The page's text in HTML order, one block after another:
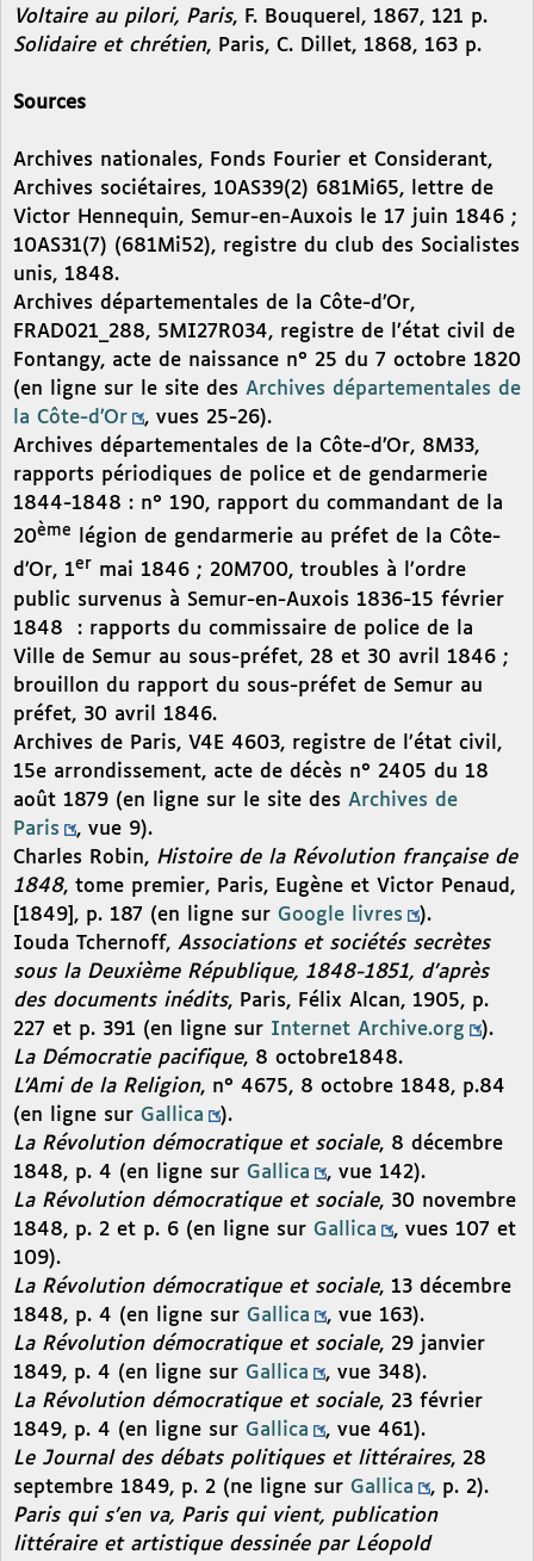
Voltaire au pilori, Paris, F. Bouquerel, 1867, 121 p.
Solidaire et chrétien, Paris, C. Dillet, 1868, 163 p.
Sources
Archives nationales, Fonds Fourier et Considerant,
Archives sociétaires, 10AS39(2) 681Mi65, lettre de
Victor Hennequin, Semur-en-Auxois le 17 juin 1846 ;
10AS31(7) (681Mi52), registre du club des Socialistes
unis, 1848.
Archives départementales de la Côte-d’Or,
FRAD021_288, 5MI27R034, registre de l’état civil de
Fontangy, acte de naissance n° 25 du 7 octobre 1820
(en ligne sur le site des Archives départementales de
la Côte-d’Or
, vues 25-26).
Archives départementales de la Côte-d’Or, 8M33,
rapports périodiques de police et de gendarmerie
1844-1848 : n° 190, rapport du commandant de la
20ème
légion de gendarmerie au préfet de la Côte-
d’Or, 1er mai 1846 ; 20M700, troubles à l’ordre
public survenus à Semur-en-Auxois 1836-15 février
1848
: rapports du commissaire de police de la
Ville de Semur au sous-préfet, 28 et 30 avril 1846 ;
brouillon du rapport du sous-préfet de Semur au
préfet, 30 avril 1846.
Archives de Paris, V4E 4603, registre de l’état civil,
15e arrondissement, acte de décès n° 2405 du 18
août 1879 (en ligne sur le site des Archives de
Paris
, vue 9).
Charles Robin, Histoire de la Révolution française de
1848, tome premier, Paris, Eugène et Victor Penaud,
[1849], p. 187 (en ligne sur Google livres
).
Iouda Tchernoff, Associations et sociétés secrètes
sous la Deuxième République, 1848-1851, d’après
des documents inédits, Paris, Félix Alcan, 1905, p.
227 et p. 391 (en ligne sur Internet Archive.org
).
La Démocratie pacifique, 8 octobre1848.
L’Ami de la Religion, n° 4675, 8 octobre 1848, p.84
(en ligne sur Gallica
).
La Révolution démocratique et sociale, 8 décembre
1848, p. 4 (en ligne sur Gallica
, vue 142).
La Révolution démocratique et sociale, 30 novembre
1848, p. 2 et p. 6 (en ligne sur Gallica
, vues 107 et
109).
La Révolution démocratique et sociale, 13 décembre
1848, p. 4 (en ligne sur Gallica
, vue 163).
La Révolution démocratique et sociale, 29 janvier
1849, p. 4 (en ligne sur Gallica
, vue 348).
La Révolution démocratique et sociale, 23 février
1849, p. 4 (en ligne sur Gallica
, vue 461).
Le Journal des débats politiques et littéraires, 28
septembre 1849, p. 2 (ne ligne sur Gallica
, p. 2).
Paris qui s’en va, Paris qui vient, publication
littéraire et artistique dessinée par Léopold